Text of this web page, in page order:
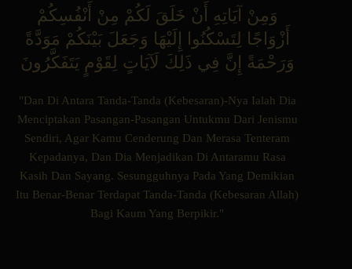
وَمِنْ آيَاتِهِ أَنْ خَلَقَ لَكُمْ مِنْ أَنْفُسِكُمْ
أَزْوَاجًا لِتَسْكُنُوا إِلَيْهَا وَجَعَلَ بَيْنَكُمْ مَوَدَّةً
وَرَحْمَةً إِنَّ فِي ذَلِكَ لَآيَاتٍ لِقَوْمٍ يَتَفَكَّرُونَ
"Dan Di Antara Tanda-Tanda (Kebesaran)-Nya Ialah Dia
Menciptakan Pasangan-Pasangan Untukmu Dari Jenismu
Sendiri, Agar Kamu Cenderung Dan Merasa Tenteram
Kepadanya, Dan Dia Menjadikan Di Antaramu Rasa
Kasih Dan Sayang. Sesungguhnya Pada Yang Demikian
Itu Benar-Benar Terdapat Tanda-Tanda (Kebesaran Allah)
Bagi Kaum Yang Berpikir."